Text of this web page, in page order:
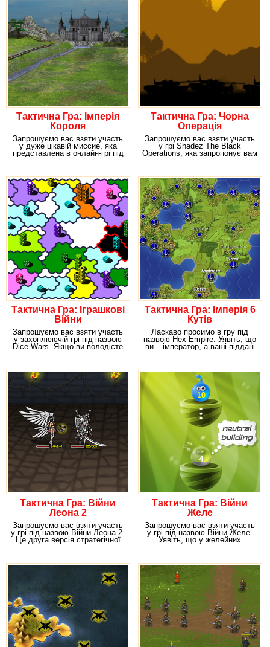
Тактична Гра: Імперія
Короля
Запрошуємо вас взяти участь
у дуже цікавій миссие, яка
представлена в онлайн-грі під
Тактична Гра: Чорна
Операція
Запрошуємо вас взяти участь
у грі Shadez The Black
Operations, яка запропонує вам
Тактична Гра: Іграшкові
Війни
Запрошуємо вас взяти участь
у захоплюючій грі під назвою
Dice Wars. Якщо ви володієте
Тактична Гра: Імперія 6
Кутів
Ласкаво просимо в гру під
назвою Hex Empire. Уявіть, що
ви – імператор, а ваші піддані
Тактична Гра: Війни
Леона 2
Запрошуємо вас взяти участь
у грі під назвою Війни Леона 2.
Це друга версія стратегічної
Тактична Гра: Війни
Желе
Запрошуємо вас взяти участь
у грі під назвою Війни Желе.
Уявіть, що у желейних